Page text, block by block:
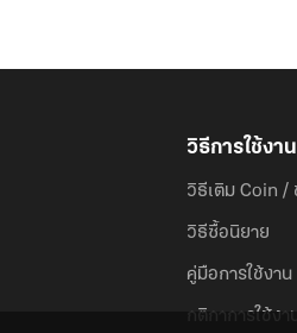
วิธีการใช้งาน
วิธีเติม Coin /
วิธีซื้อนิยาย
คู่มือการใช้งาน
กติกาการใช้งา